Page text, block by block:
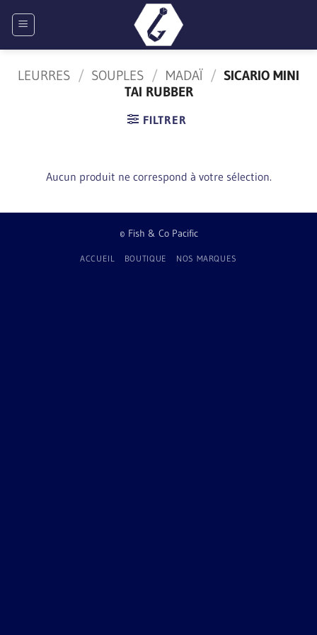
LEURRES / SOUPLES / MADAÏ / SICARIO MINI
TAI RUBBER
FILTRER
Aucun produit ne correspond à votre sélection.
© Fish & Co Pacific
ACCUEIL BOUTIQUE NOS MARQUES